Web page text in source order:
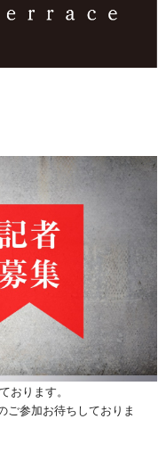
おります。
ご参加お待ちしておりま